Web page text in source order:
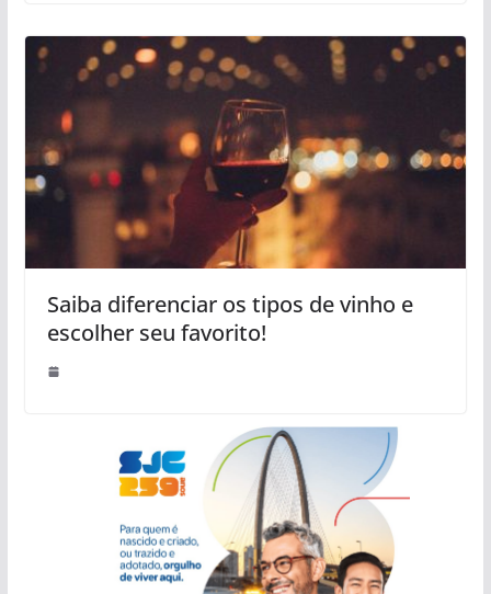
Saiba diferenciar os tipos de vinho e
escolher seu favorito!